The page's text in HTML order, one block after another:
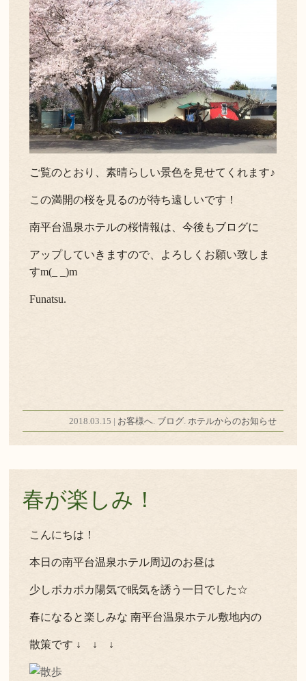
ご覧のとおり、素晴らしい景色を見せてくれます♪
この満開の桜を見るのが待ち遠しいです！
南平台温泉ホテルの桜情報は、今後もブログに
アップしていきますので、よろしくお願い致しま
すm(_ _)m
Funatsu.
2018.03.15 | お客様へ. ブログ. ホテルからのお知らせ
春が楽しみ！
こんにちは！
本日の南平台温泉ホテル周辺のお昼は
少しポカポカ陽気で眠気を誘う一日でした☆
春になると楽しみな 南平台温泉ホテル敷地内の
散策です ↓ ↓ ↓